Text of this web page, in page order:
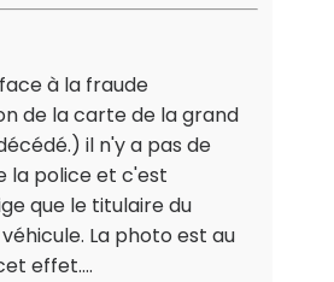
à la fraude
de la carte de la grand
il n'y a pas de
la police et c'est
que le titulaire du
La photo est au
effet....